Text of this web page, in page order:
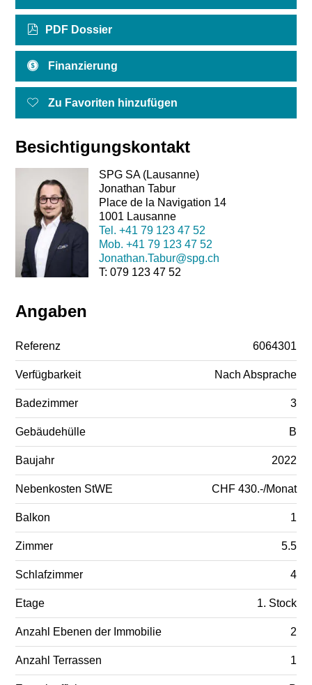
PDF Dossier
Finanzierung
Zu Favoriten hinzufügen
Besichtigungskontakt
SPG SA (Lausanne)
Jonathan Tabur
Place de la Navigation 14
1001 Lausanne
Tel. +41 79 123 47 52
Mob. +41 79 123 47 52
Jonathan.Tabur@spg.ch
T: 079 123 47 52
Angaben
Referenz 6064301
Verfügbarkeit Nach Absprache
Badezimmer 3
Gebäudehülle B
Baujahr 2022
Nebenkosten StWE CHF 430.-/Monat
Balkon 1
Zimmer 5.5
Schlafzimmer 4
Etage 1. Stock
Anzahl Ebenen der Immobilie 2
Anzahl Terrassen 1